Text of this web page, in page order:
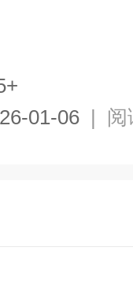
01-06 | 阅